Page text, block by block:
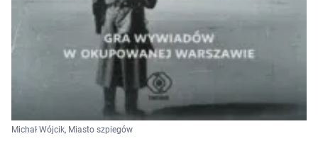
Michał Wójcik, Miasto szpiegów